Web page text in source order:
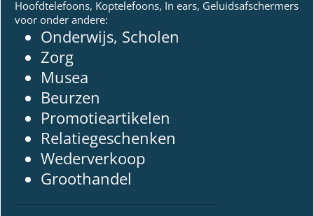
Hoofdtelefoons, Koptelefoons, In ears, Geluidsafschermers
voor onder andere:
Onderwijs, Scholen
Zorg
Musea
Beurzen
Promotieartikelen
Relatiegeschenken
Wederverkoop
Groothandel